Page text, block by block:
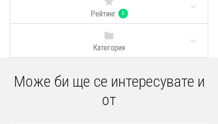
Рейтинг 0
Категория
Може би ще се интересувате и
от